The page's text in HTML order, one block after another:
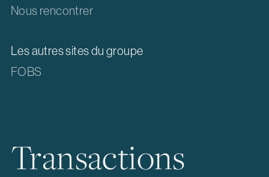
Nous rencontrer
Les autres sites du groupe
FOBS
Transactions